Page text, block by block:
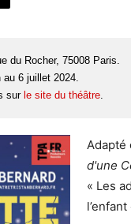
du Rocher, 75008 Paris.
au 6 juillet 2024.
sur le site du théâtre.
Adapté
d'une
« Les